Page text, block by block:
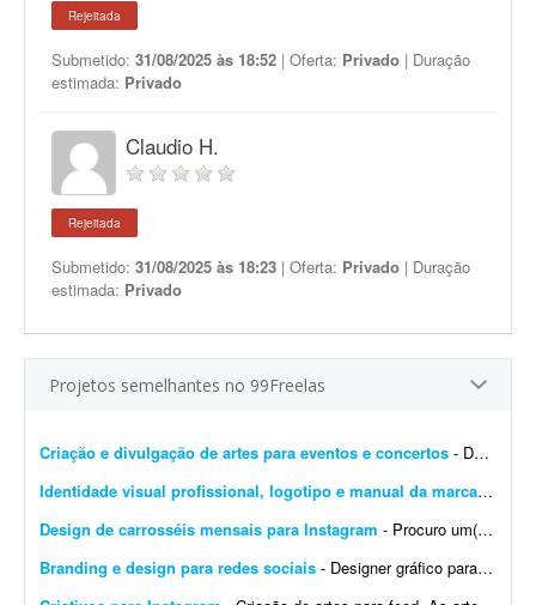
Rejeitada
Submetido: 31/08/2025 às 18:52 | Oferta: Privado | Duração
estimada: Privado
Claudio H.
Rejeitada
Submetido: 31/08/2025 às 18:23 | Oferta: Privado | Duração
estimada: Privado
Projetos semelhantes no 99Freelas
Criação e divulgação de artes para eventos e concertos - Dar visibilidade por meio de publicidade, marketing, imagens 4D, propagandas, digitações, criação de logotipos e artes em geral. O objetivo é inovar na forma com...
Identidade visual profissional, logotipo e manual da marca
- Crio
Design de carrosséis mensais para Instagram - Procuro um(a) designer para criar 4 carrosséis por mês para o Instagram de uma franquia de uma rede de farmácias. A marca já tem identidade visual definida pela rede/mat...
Branding e design para redes sociais - Designer gráfico para startup SaaS na área da saúde (projeto inicial com possibilidade de longo prazo) Sobre a empresa A Sulnex é uma startup SaaS brasileira em desenv...